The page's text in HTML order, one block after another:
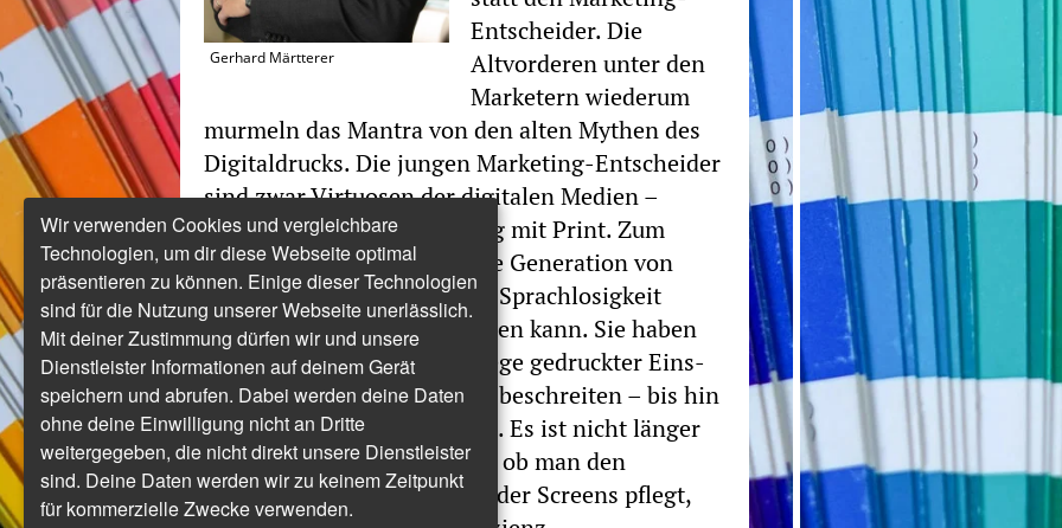
Gerhard Märtterer
Entscheider. Die
Altvorderen unter den
Marketern wiederum
murmeln das Mantra von den alten Mythen des
Digitaldrucks. Die jungen Marketing-Entscheider
sind zwar Virtuosender digitalen Medien –
haben aber wenig Erfahrung mit Print. Zum
Glück kommt jetzt eine neue Generation von
Druckern ans Ruder, die die Sprachlosigkeit
dieser zwei Gruppen aufheben kann. Sie haben
die Werkzeuge, um neue Wege gedruckter Eins-
zu-eins-Kommunikation zu beschreiten – bis hin
zum Programmatic Printing. Es ist nicht länger
eine Frage der Machbarkeit, ob man den
Kundendialog über Papier oder Screens pflegt,
Wir verwenden Cookies und vergleichbare
Technologien, um dir diese Webseite optimal
präsentieren zu können. Einige dieser Technologien
sind für die Nutzung unserer Webseite unerlässlich.
Mit deiner Zustimmung dürfen wir und unsere
Dienstleister Informationen auf deinem Gerät
speichern und abrufen. Dabei werden deine Daten
ohne deine Einwilligung nicht an Dritte
weitergegeben, die nicht direkt unsere Dienstleister
sind. Deine Daten werden wir zu keinem Zeitpunkt
für kommerzielle Zwecke verwenden.